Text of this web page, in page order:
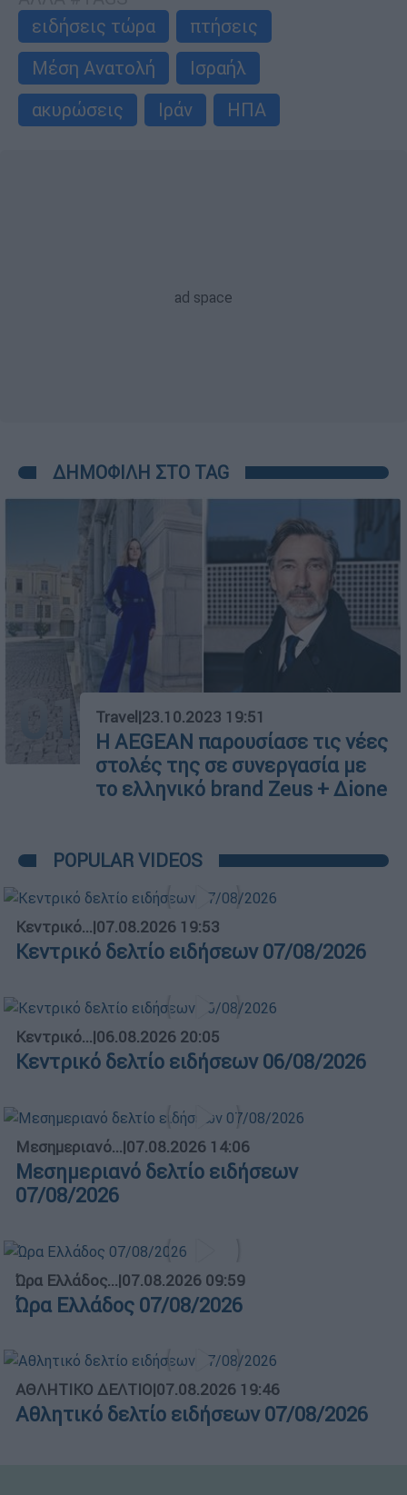
ειδήσεις τώρα
πτήσεις
Μέση Ανατολή
Ισραήλ
ακυρώσεις
Ιράν ΗΠΑ
ΔΗΜΟΦΙΛΗ ΣΤΟ TAG
01 Travel|23.10.2023 19:51
Η AEGEAN παρουσίασε τις νέες
στολές της σε συνεργασία με
το ελληνικό brand Zeus + Δione
POPULAR VIDEOS
Κεντρικό...|07.08.2026 19:53
Κεντρικό δελτίο ειδήσεων 07/08/2026
Κεντρικό...|06.08.2026 20:05
Κεντρικό δελτίο ειδήσεων 06/08/2026
Μεσημεριανό...|07.08.2026 14:06
Μεσημεριανό δελτίο ειδήσεων
07/08/2026
Ώρα Ελλάδος...|07.08.2026 09:59
Ώρα Ελλάδος 07/08/2026
ΑΘΛΗΤΙΚΟ ΔΕΛΤΙΟ|07.08.2026 19:46
Αθλητικό δελτίο ειδήσεων 07/08/2026